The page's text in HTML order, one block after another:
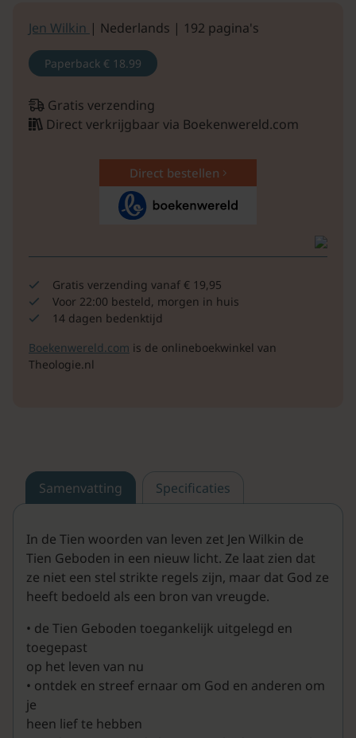
Jen Wilkin | Nederlands | 192 pagina's
Paperback € 18.99
Gratis verzending
Direct verkrijgbaar via Boekenwereld.com
Direct bestellen
Gratis verzending vanaf € 19,95
Voor 22:00 besteld, morgen in huis
14 dagen bedenktijd
Boekenwereld.com is de onlineboekwinkel van
Theologie.nl
Samenvatting Specificaties
In de Tien woorden van leven zet Jen Wilkin de
Tien Geboden in een nieuw licht. Ze laat zien dat
ze niet een stel strikte regels zijn, maar dat God ze
heeft bedoeld als een bron van vreugde.
• de Tien Geboden toegankelijk uitgelegd en
toegepast
op het leven van nu
• ontdek en streef ernaar om God en anderen om
je
heen lief te hebben